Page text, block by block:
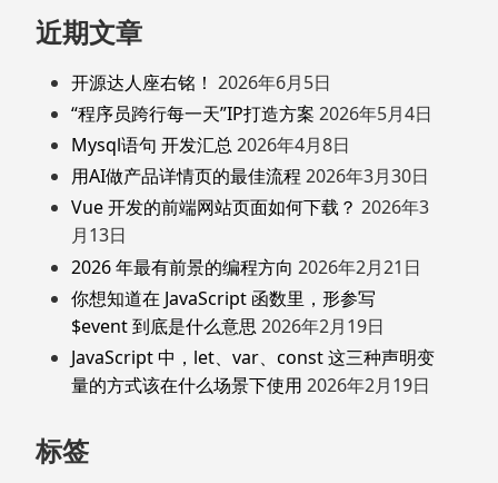
近期文章
开源达人座右铭！ 2026年6月5日
“程序员跨行每一天”IP打造方案 2026年5月4日
Mysql语句 开发汇总 2026年4月8日
用AI做产品详情页的最佳流程 2026年3月30日
Vue 开发的前端网站页面如何下载？ 2026年3
月13日
2026 年最有前景的编程方向 2026年2月21日
你想知道在 JavaScript 函数里，形参写
$event 到底是什么意思 2026年2月19日
JavaScript 中，let、var、const 这三种声明变
量的方式该在什么场景下使用 2026年2月19日
标签